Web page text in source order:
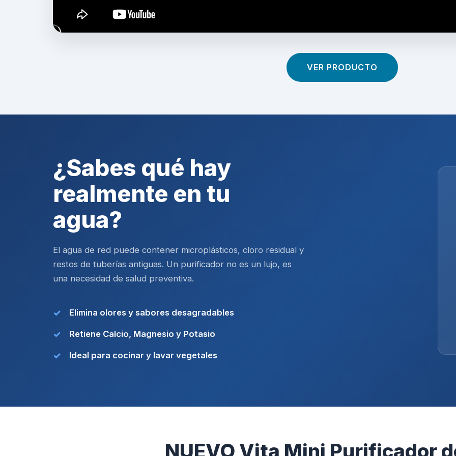
VER PRODUCTO
¿Sabes qué hay
realmente en tu
agua?
El agua de red puede contener microplásticos, cloro residual y
restos de tuberías antiguas. Un purificador no es un lujo, es
una necesidad de salud preventiva.
Elimina olores y sabores desagradables
Retiene Calcio, Magnesio y Potasio
Ideal para cocinar y lavar vegetales
NUEVO Vita Mini Purificador